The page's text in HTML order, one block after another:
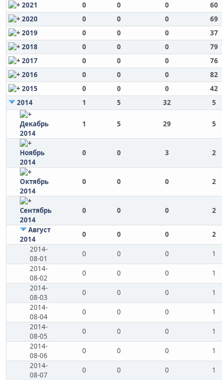
2021
0 0 0
60
2020
0 0 0
69
2019
0 0 0
37
2018
0 0 0
79
2017
0 0 0
76
2016
0 0 0
82
2015
0 0 0
42
2014
1 5 32 5
Декабрь
2014
1 5 29 5
Ноябрь
2014
0 0 3 2
Октябрь
2014
0 0 0 2
Сентябрь
2014
0 0 0 2
Август
2014
0 0 0
2
2014-
08-01
0 0 0
1
2014-
08-02
0 0 0
1
2014-
08-03
0 0 0
1
2014-
08-04
0 0 0
1
2014-
08-05
0 0 0
1
2014-
08-06
0 0 0
1
2014-
08-07
0 0 0
1